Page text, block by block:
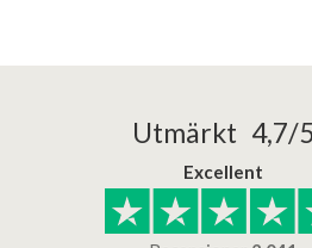
Utmärkt 4,7/5
Excellent
Bad og Stil
Bad&stil var
arbeta med och
våra kunders